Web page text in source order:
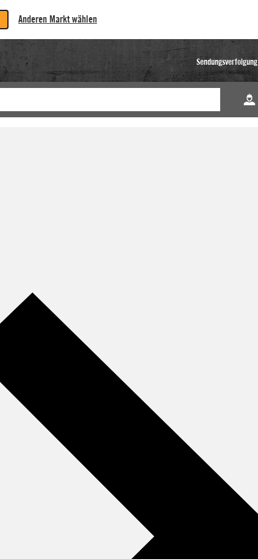
Anderen Markt wählen
Sendungsverfolgung